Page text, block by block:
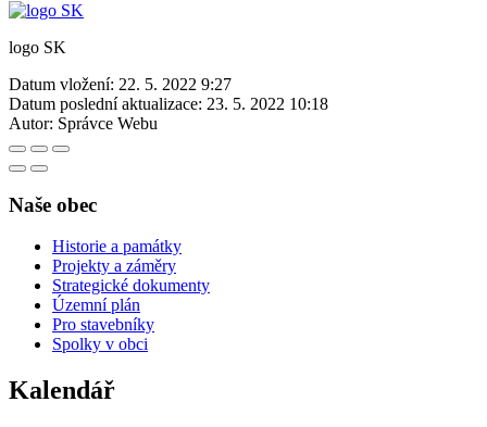
logo SK
Datum vložení: 22. 5. 2022 9:27
Datum poslední aktualizace: 23. 5. 2022 10:18
Autor: Správce Webu
Naše obec
Historie a památky
Projekty a záměry
Strategické dokumenty
Územní plán
Pro stavebníky
Spolky v obci
Kalendář